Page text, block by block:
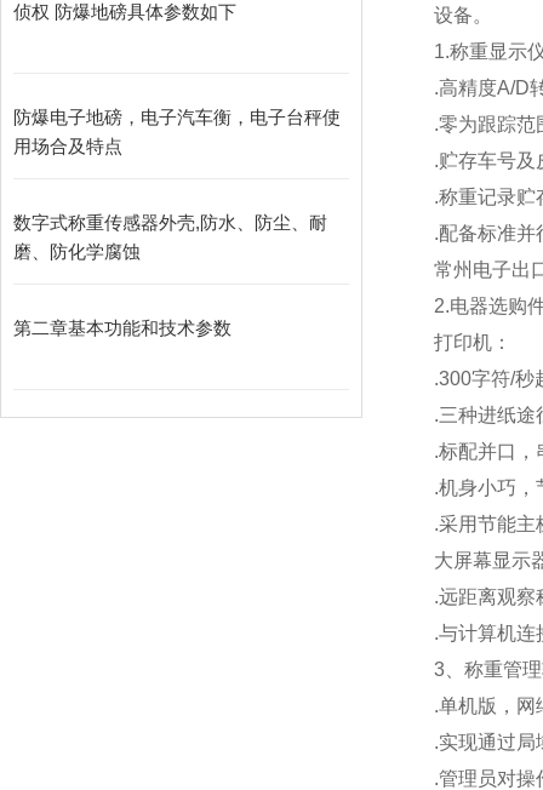
侦权 防爆地磅具体参数如下
防爆电子地磅，电子汽车衡，电子台秤使
用场合及特点
数字式称重传感器外壳,防水、防尘、耐
磨、防化学腐蚀
第二章基本功能和技术参数
设备。
1.称重显示
.高精度A/D
.零为跟踪范
.贮存车号及
.称重记录贮
.配备标准并
常州电子出
2.电器选购
打印机：
.300字符/秒
.三种进纸途
.标配并口，
.机身小巧，
.采用节能主
大屏幕显示
.远距离观察
.与计算机连
3、称重管
.单机版，网
.实现通过局
.管理员对操